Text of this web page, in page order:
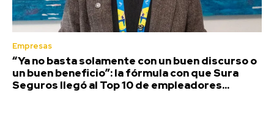
Empresas
“Ya no basta solamente con un buen discurso o
un buen beneficio”: la fórmula con que Sura
Seguros llegó al Top 10 de empleadores...